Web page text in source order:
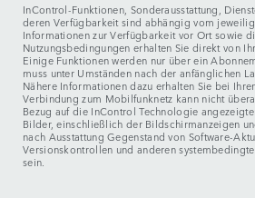
InControl-Funktionen, Sonderausstattung,
deren Verfügbarkeit sind abhängig vom
Informationen zur Verfügbarkeit vor Ort sowie
Nutzungsbedingungen erhalten Sie direkt von
Einige Funktionen werden nur über ein
muss unter Umständen nach der anfänglichen
Nähere Informationen dazu erhalten Sie bei
Verbindung zum Mobilfunknetz kann nicht
Bezug auf die InControl Technologie
Bilder, einschließlich der Bildschirmanzeigen
nach Ausstattung Gegenstand von Software-
Versionskontrollen und anderen
sein.